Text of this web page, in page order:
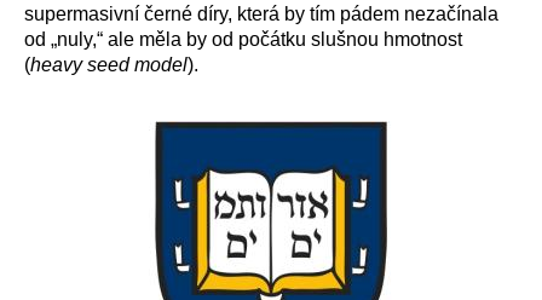
supermasivní černé díry, která by tím pádem nezačínala
od „nuly,“ ale měla by od počátku slušnou hmotnost
(heavy seed model).